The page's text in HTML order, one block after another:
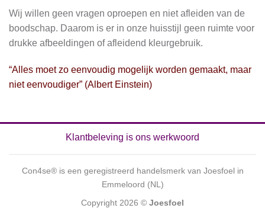
Wij willen geen vragen oproepen en niet afleiden van de
boodschap. Daarom is er in onze huisstijl geen ruimte voor
drukke afbeeldingen of afleidend kleurgebruik.
“Alles moet zo eenvoudig mogelijk worden gemaakt, maar
niet eenvoudiger” (Albert Einstein)
Klantbeleving is ons werkwoord
Con4se® is een geregistreerd handelsmerk van Joesfoel in
Emmeloord (NL)
Copyright 2026 © Joesfoel